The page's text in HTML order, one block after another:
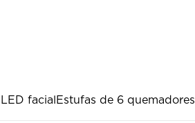
facial Estufas de 6 quemadores